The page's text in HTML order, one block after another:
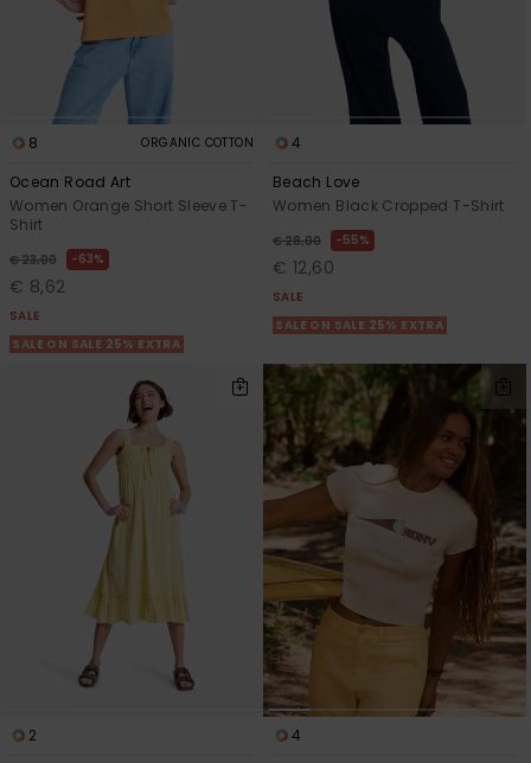
8 ORGANIC COTTON
Ocean Road Art
Women Orange Short Sleeve T-
Shirt
€ 23,00 63%
€ 8,62
SALE
SALE ON SALE 25% EXTRA
4
Beach Love
Women Black Cropped T-Shirt
€ 28,00 55%
€ 12,60
SALE
SALE ON SALE 25% EXTRA
2
4